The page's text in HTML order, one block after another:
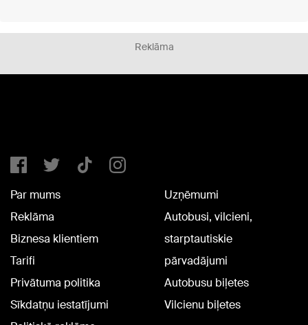
Reklāma
Par mums
Reklāma
Biznesa klientiem
Tarifi
Privātuma politika
Sīkdatņu iestatījumi
Uzņēmumi
Autobusi, vilcieni,
starptautiskie
pārvadājumi
Autobusu biļetes
Vilcienu biļetes